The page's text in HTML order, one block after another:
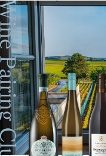
常に繊細なタンニンとバランスが取れ